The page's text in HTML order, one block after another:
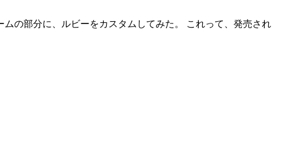
の部分に、ルビーをカスタムしてみた。 これって、発売され